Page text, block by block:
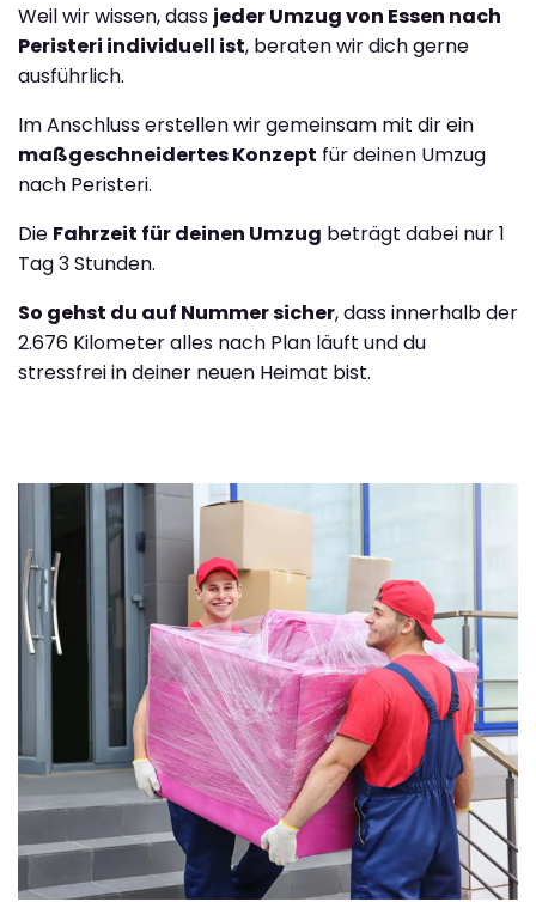
Weil wir wissen, dass jeder Umzug von Essen nach
Peristeri individuell ist, beraten wir dich gerne
ausführlich.
Im Anschluss erstellen wir gemeinsam mit dir ein
maßgeschneidertes Konzept für deinen Umzug
nach Peristeri.
Die Fahrzeit für deinen Umzug beträgt dabei nur 1
Tag 3 Stunden.
So gehst du auf Nummer sicher, dass innerhalb der
2.676 Kilometer alles nach Plan läuft und du
stressfrei in deiner neuen Heimat bist.